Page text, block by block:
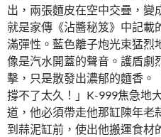
出，兩張麵皮在空中交疊，變
就是家傳《沾醬秘笈》中記載
滿彈性。藍色離子炮光束猛烈
像是汽水開蓋的聲音。護盾劇
擊，只是散發出濃郁的麵香。
撐不了太久！」K-999焦急地
道，他必須帶走他那缸陳年老
到蒜泥缸前，使出他搬運食材